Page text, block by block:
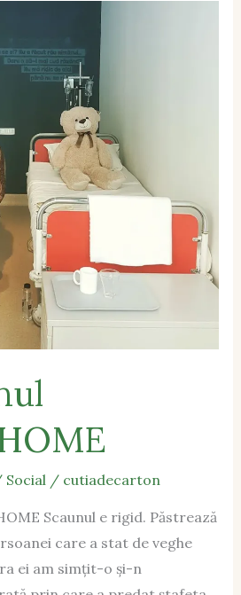
Social/ cutiadecarton
Scaunul e rigid. Păstrează
care a stat de veghe
ei am simțit-o și-n